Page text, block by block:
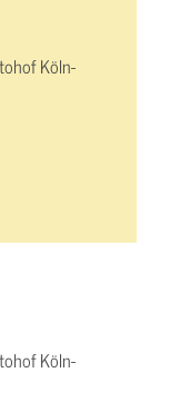
Köln-
Köln-